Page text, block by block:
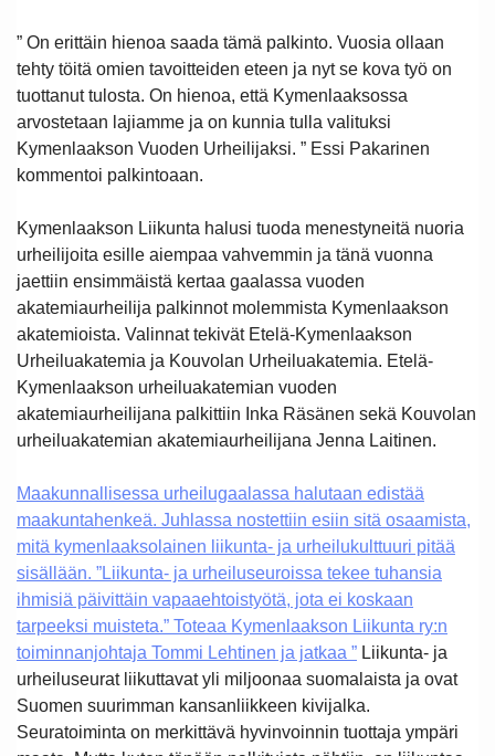
” On erittäin hienoa saada tämä palkinto. Vuosia ollaan
tehty töitä omien tavoitteiden eteen ja nyt se kova työ on
tuottanut tulosta. On hienoa, että Kymenlaaksossa
arvostetaan lajiamme ja on kunnia tulla valituksi
Kymenlaakson Vuoden Urheilijaksi. ” Essi Pakarinen
kommentoi palkintoaan.
Kymenlaakson Liikunta halusi tuoda menestyneitä nuoria
urheilijoita esille aiempaa vahvemmin ja tänä vuonna
jaettiin ensimmäistä kertaa gaalassa vuoden
akatemiaurheilija palkinnot molemmista Kymenlaakson
akatemioista. Valinnat tekivät Etelä-Kymenlaakson
Urheiluakatemia ja Kouvolan Urheiluakatemia. Etelä-
Kymenlaakson urheiluakatemian vuoden
akatemiaurheilijana palkittiin Inka Räsänen sekä Kouvolan
urheiluakatemian akatemiaurheilijana Jenna Laitinen.
Maakunnallisessa urheilugaalassa halutaan edistää
maakuntahenkeä. Juhlassa nostettiin esiin sitä osaamista,
mitä kymenlaaksolainen liikunta- ja urheilukulttuuri pitää
sisällään. ”Liikunta- ja urheiluseuroissa tekee tuhansia
ihmisiä päivittäin vapaaehtoistyötä, jota ei koskaan
tarpeeksi muisteta.” Toteaa Kymenlaakson Liikunta ry:n
toiminnanjohtaja Tommi Lehtinen ja jatkaa ” Liikunta- ja
urheiluseurat liikuttavat yli miljoonaa suomalaista ja ovat
Suomen suurimman kansanliikkeen kivijalka.
Seuratoiminta on merkittävä hyvinvoinnin tuottaja ympäri